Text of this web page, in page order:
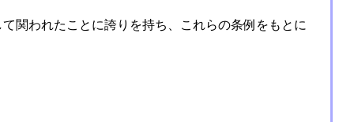
関われたことに誇りを持ち、これらの条例をもとに